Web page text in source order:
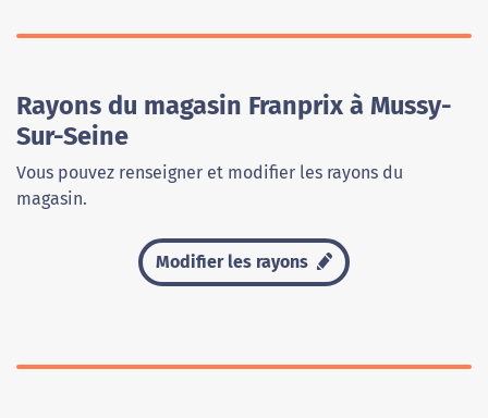
Rayons du magasin Franprix à Mussy-
Sur-Seine
Vous pouvez renseigner et modifier les rayons du
magasin.
Modifier les rayons